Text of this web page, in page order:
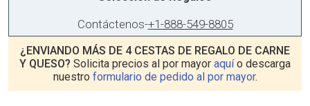
Contáctenos-+1-888-549-8805
¿ENVIANDO MÁS DE 4 CESTAS DE REGALO DE CARNE
Y QUESO? Solicita precios al por mayor aquío descarga
nuestro formulario de pedido al por mayor.